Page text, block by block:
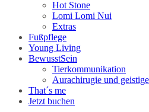
Hot Stone
Lomi Lomi Nui
Extras
Fußpflege
Young Living
BewusstSein
Tierkommunikation
Aurachirugie und
That´s me
Jetzt buchen